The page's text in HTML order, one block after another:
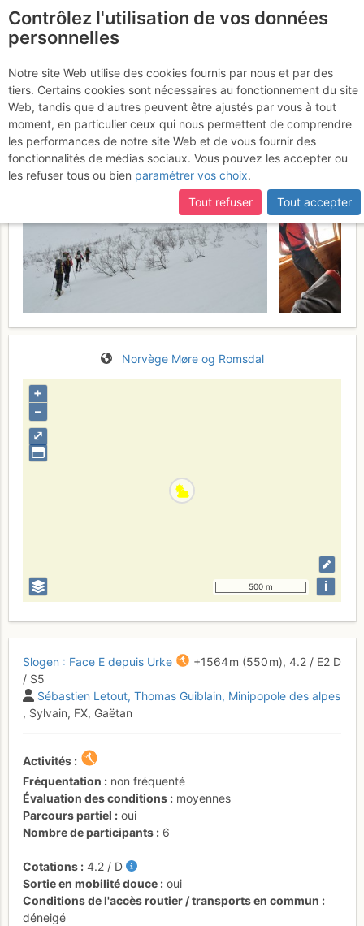
Traversée Urke >>
Patchellhytta
Mardi 4 avril 2017
Norvège Møre og Romsdal
⤢
+
–
500 m i
Slogen : Face E depuis Urke +1564 m (550 m), 4.2 / E2 D
/ S5
Sébastien Letout Thomas Guiblain Minipopole des alpes
, Sylvain, FX, Gaëtan
Activités
Fréquentation
non fréquenté
Évaluation des conditions
moyennes
Parcours partiel
oui
Nombre de participants
6
Cotations 4.2 / D
Sortie en mobilité douce
oui
Conditions de l'accès routier / transports en commun
déneigé
Contrôlez l'utilisation de vos données
personnelles
Notre site Web utilise des cookies fournis par nous et par des
tiers. Certains cookies sont nécessaires au fonctionnement du site
Web, tandis que d'autres peuvent être ajustés par vous à tout
moment, en particulier ceux qui nous permettent de comprendre
les performances de notre site Web et de vous fournir des
fonctionnalités de médias sociaux. Vous pouvez les accepter ou
les refuser tous ou bien paramétrer vos choix.
Tout refuser
Tout accepter